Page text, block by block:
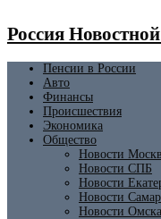
Россия
Пенсии в России
Авто
Финансы
Происшествия
Экономика
Общество
Новости
Новости СПБ
Новости
Новости
Новости Омска